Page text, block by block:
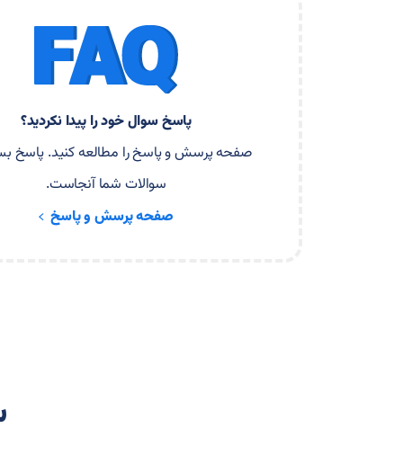
پاسخ سوال خود را پیدا نکردید؟
صفحه پرسش و پاسخ را مطالعه کنید. پاسخ
سوالات شما آنجاست.
صفحه پرسش و پاسخ